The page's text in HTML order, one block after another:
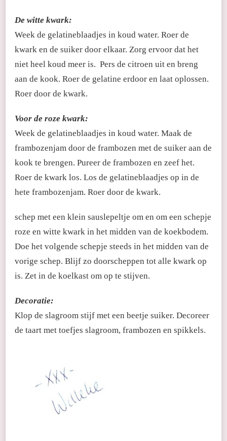
De witte kwark:
Week de gelatineblaadjes in koud water. Roer de
kwark en de suiker door elkaar. Zorg ervoor dat het
niet heel koud meer is. Pers de citroen uit en breng
aan de kook. Roer de gelatine erdoor en laat oplossen.
Roer door de kwark.
Voor de roze kwark:
Week de gelatineblaadjes in koud water. Maak de
frambozenjam door de frambozen met de suiker aan de
kook te brengen. Pureer de frambozen en zeef het.
Roer de kwark los. Los de gelatineblaadjes op in de
hete frambozenjam. Roer door de kwark.
schep met een klein sauslepeltje om en om een schepje
roze en witte kwark in het midden van de koekbodem.
Doe het volgende schepje steeds in het midden van de
vorige schep. Blijf zo doorscheppen tot alle kwark op
is. Zet in de koelkast om op te stijven.
Decoratie:
Klop de slagroom stijf met een beetje suiker. Decoreer
de taart met toefjes slagroom, frambozen en spikkels.